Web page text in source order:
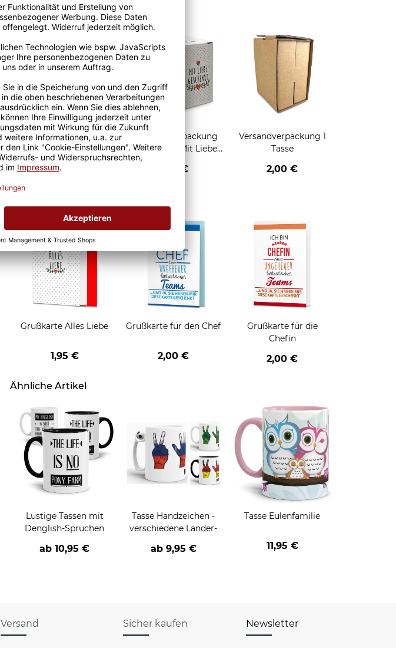
Passende Verpackungen
Geschenkverpackung 1
Tasse mit Fenster
2,50 €
Geschenkverpackung
für Tassen - Mit Liebe
2,95 €
Versandverpackung 1
Tasse
2,00 €
Grußkarten zum Verschenken
Grußkarte Alles Liebe
1,95 €
Grußkarte für den Chef
2,00 €
Grußkarte für die
Chefin
2,00 €
Ähnliche Artikel
Lustige Tassen mit
Denglish-Sprüchen
ab10,95 €
Tasse Handzeichen -
verschiedene Länder-
ab 9,95 €
Tasse Eulenfamilie
11,95 €
Versand Sicher kaufen Newsletter